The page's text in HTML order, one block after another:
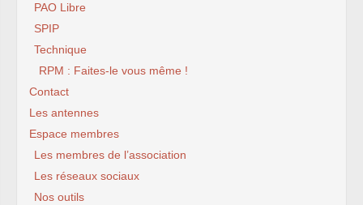
PAO Libre
SPIP
Technique
RPM : Faites-le vous même !
Contact
Les antennes
Espace membres
Les membres de l’association
Les réseaux sociaux
Nos outils